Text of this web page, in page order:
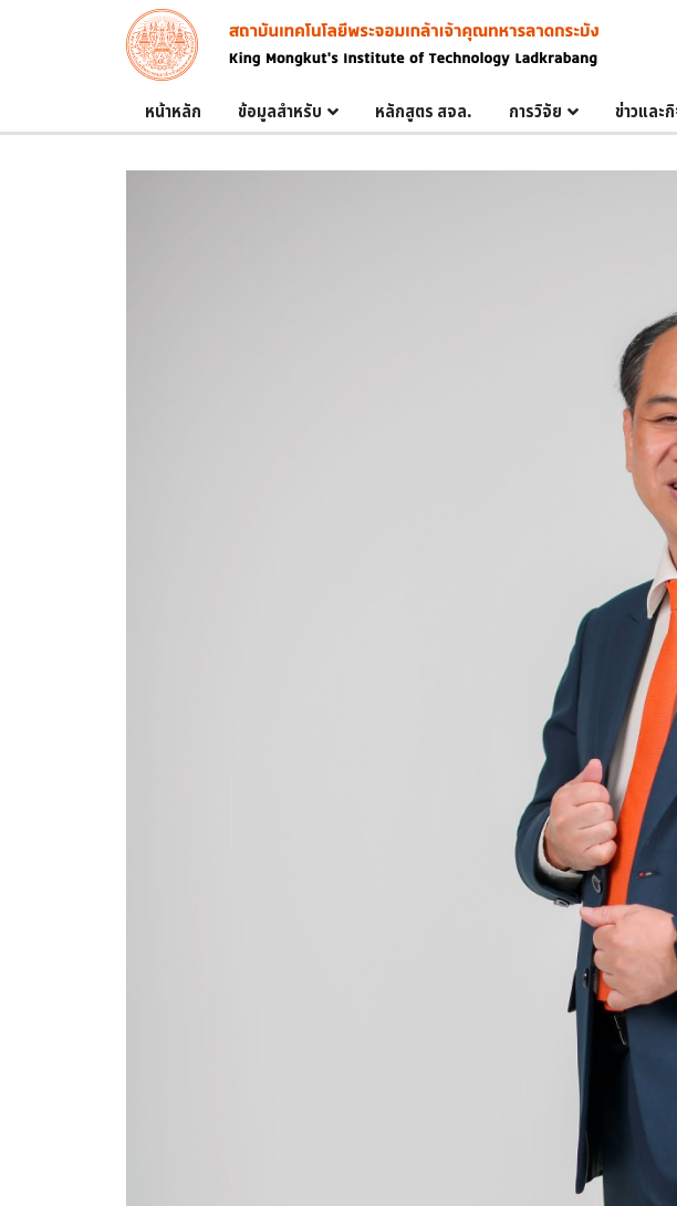
Skip to main content
Image
Main navigation
หน้าหลัก ข้อมูลสำหรับ หลักสูตร สจล. การวิจัย ข่าวและ